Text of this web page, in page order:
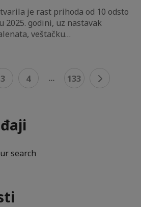
je rast prihoda od 10 odsto
2025. godini, uz nastavak
veštačku…
3 4 ... 133
search